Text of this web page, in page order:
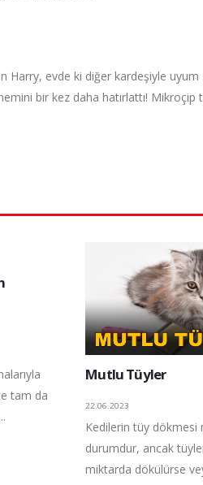
Harry, evde ki diğer kardeşiyle uyum
bir kez daha hatırlattı! Mikroçip
tam da
Mutlu Tüyler
22.06.2023
Kedilerin tüy dökmesi
durumdur, ancak
miktarda dökülürse